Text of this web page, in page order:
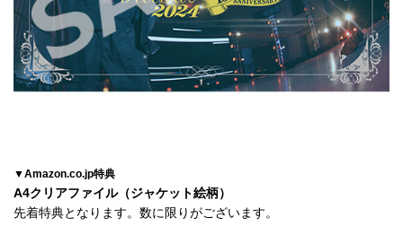
▼Amazon.co.jp特典
A4クリアファイル（ジャケット絵柄）
先着特典となります。数に限りがございます。